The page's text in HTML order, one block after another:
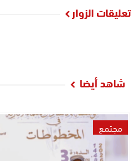
تعليقات الزوار
شاهد أيضا
مجتمع